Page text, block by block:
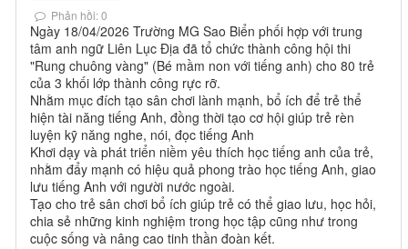
Phản hồi: 0
Ngày 18/04/2026 Trường MG Sao Biển phối hợp với trung
tâm anh ngữ Liên Lục Địa đã tổ chức thành công hội thi
"Rung chuông vàng" (Bé mầm non với tiếng anh) cho 80 trẻ
của 3 khối lớp thành công rực rỡ.
Nhằm mục đích tạo sân chơi lành mạnh, bổ ích để trẻ thể
hiện tài năng tiếng Anh, đồng thời tạo cơ hội giúp trẻ rèn
luyện kỹ năng nghe, nói, đọc tiếng Anh
Khơi dạy và phát triển niềm yêu thích học tiếng anh của trẻ,
nhằm đẩy mạnh có hiệu quả phong trào học tiếng Anh, giao
lưu tiếng Anh với người nước ngoài.
Tạo cho trẻ sân chơi bổ ích giúp trẻ có thể giao lưu, học hỏi,
chia sẻ những kinh nghiệm trong học tập cũng như trong
cuộc sống và nâng cao tinh thần đoàn kết.